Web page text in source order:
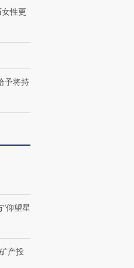
【商旅对话】华住集团
性更
予将持
仰望星
产投